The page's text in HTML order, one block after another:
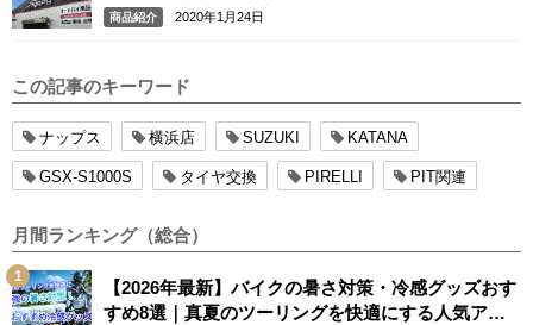
商品紹介 2020年1月24日
この記事のキーワード
ナップス 横浜店 SUZUKI KATANA
GSX-S1000S タイヤ交換 PIRELLI PIT関連
月間ランキング（総合）
【2026年最新】バイクの暑さ対策・冷感グッズおす
すめ8選｜真夏のツーリングを快適にする人気アイ